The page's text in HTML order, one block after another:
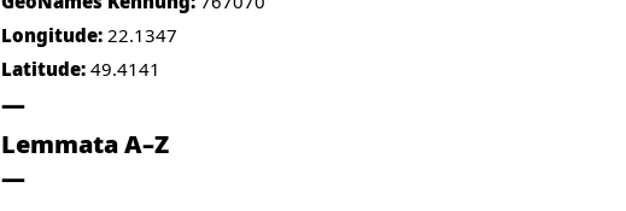
Longitude: 22.1347
Latitude: 49.4141
Lemmata A–Z